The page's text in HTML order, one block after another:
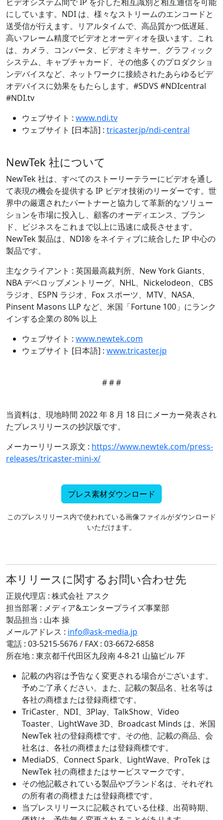
にしています。NDI は、様々なストリームのエンコードと
送受信が行えます。リアルタイムで、高品質かつ低遅延、
高いフレーム精度でビデオとオーディオを扱います。これ
は、カメラ、コンバータ、ビデオミキサー、グラフィック
システム、キャプチャカード、その他多くのプロダクショ
ンデバイスなど、ネットワークに接続されたあらゆるビデ
オデバイスに効果をもたらします。#SDVS #NDIcentral
#NDI.tv
ウェブサイト : www.ndi.tv
ウェブサイト [日本語] : tricaster.jp/ndi-central
NewTek 社について
NewTek 社は、すべてのストーリーテラーにビデオを通し
て表現の機会を提供する IP ビデオ技術のリーダーです。世
界中の厳選されたパートナーと協力して革新的なソリュー
ションを市場に投入し、顧客のオーディエンス、ブラン
ド、ビジネスをこれまで以上に迅速に成長させます。
NewTek 製品は、NDI® をネイティブに統合した IP 中心の
製品です。
主なクライアント : 英国最高裁判所、New York Giants、
NBA デベロップメントリーグ、NHL、Nickelodeon、CBS
ラジオ、ESPN ラジオ、Fox スポーツ、MTV、NASA、
Pinsent Masons LLP など、米国「Fortune 100」にランク
インする企業の 80% 以上
ウェブサイト : www.newtek.com
ウェブサイト [日本語] : www.tricaster.jp
# # #
当資料は、現地時間 2022 年 8 月 18 日にメーカー発表され
たプレスリリースの抄訳版です。
メーカーリリース原文 : https://www.newtek.com/press-
releases/tricaster-mini-x/
プレス素材ダウンロード
このプレスリリース内で使われている画像ファイルがダウンロード
いただけます。
本リリースに関するお問い合わせ先
正規代理店 : 株式会社 アスク
担当部署 : メディア&エンタープライズ事業部
製品担当 : 山本 操
メールアドレス : info@ask-media.jp
電話 : 03-5215-5676 / FAX : 03-6672-6858
所在地 : 東京都千代田区九段南 4-8-21 山脇ビル 7F
記載の内容は予告なく変更される場合がございます。
予めご了承ください。また、記載の製品名、社名等は
各社の商標または登録商標です。
TriCaster、NDI、3Play、TalkShow、Video
Toaster、LightWave 3D、Broadcast Minds は、米国
NewTek 社の登録商標です。その他、記載の商品、会
社名は、各社の商標または登録商標です。
MediaDS、Connect Spark、LightWave、ProTek は
NewTek 社の商標またはサービスマークです。
その他記載されている製品やブランド名は、それぞれ
の所有者の商標または登録商標です。
当プレスリリースに記載されている仕様、出荷時期、